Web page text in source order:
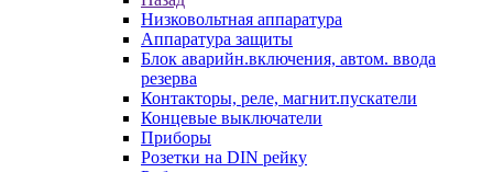
Низковольтная аппаратура
Аппаратура защиты
Блок аварийн.включения, автом. ввода
резерва
Контакторы, реле, магнит.пускатели
Концевые выключатели
Приборы
Розетки на DIN рейку